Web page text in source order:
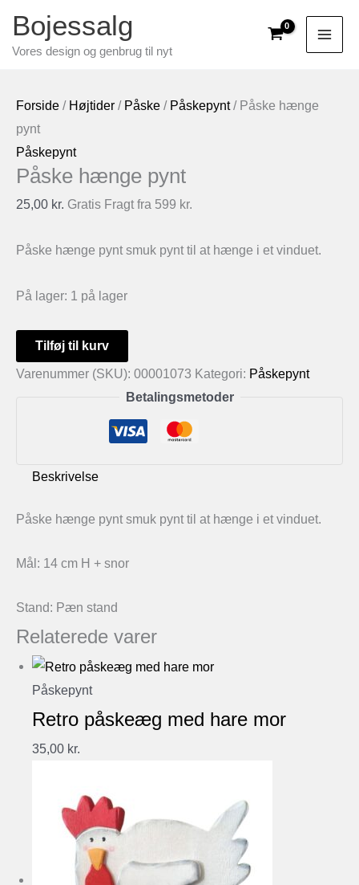
indholdet
Bojessalg
Vores design og genbrug til nyt
Forside / Højtider / Påske / Påskepynt/ Påske hænge
pynt
Påskepynt
Påske hænge pynt
25,00 kr. Gratis Fragt fra 599 kr.
Påske hænge pynt smuk pynt til at hænge i et vinduet.
På lager: 1 på lager
Påske
hænge
Tilføj til kurv
Varenummer (SKU): 00001073 Kategori: Påskepynt
Betalingsmetoder
Beskrivelse
Påske hænge pynt smuk pynt til at hænge i et vinduet.
Mål: 14 cm H + snor
Stand: Pæn stand
Relaterede varer
Påskepynt
Retro påskeæg med hare mor
35,00 kr.